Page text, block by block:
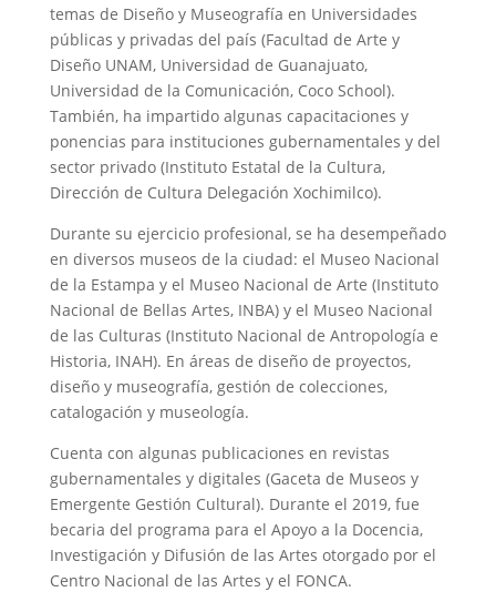
temas de Diseño y Museografía en Universidades
públicas y privadas del país (Facultad de Arte y
Diseño UNAM, Universidad de Guanajuato,
Universidad de la Comunicación, Coco School).
También, ha impartido algunas capacitaciones y
ponencias para instituciones gubernamentales y del
sector privado (Instituto Estatal de la Cultura,
Dirección de Cultura Delegación Xochimilco).
Durante su ejercicio profesional, se ha desempeñado
en diversos museos de la ciudad: el Museo Nacional
de la Estampa y el Museo Nacional de Arte (Instituto
Nacional de Bellas Artes, INBA) y el Museo Nacional
de las Culturas (Instituto Nacional de Antropología e
Historia, INAH). En áreas de diseño de proyectos,
diseño y museografía, gestión de colecciones,
catalogación y museología.
Cuenta con algunas publicaciones en revistas
gubernamentales y digitales (Gaceta de Museos y
Emergente Gestión Cultural). Durante el 2019, fue
becaria del programa para el Apoyo a la Docencia,
Investigación y Difusión de las Artes otorgado por el
Centro Nacional de las Artes y el FONCA.